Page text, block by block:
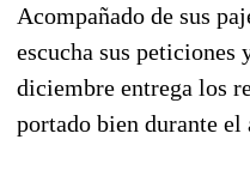
Acompañado de sus
escucha sus peticiones
diciembre entrega los
portado bien durante el